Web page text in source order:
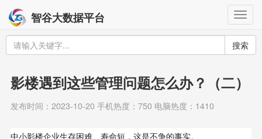
智谷大数据平台
搜索
影楼遇到这些管理问题怎么办？（二）
发布时间：2023-10-20 手机热度：750 电脑热度：1410
中小影楼企业生存困难、寿命短，这是不争的事实。